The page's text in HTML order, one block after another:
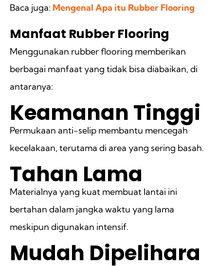
Baca juga: Mengenal Apa itu Rubber Flooring
Manfaat Rubber Flooring
Menggunakan rubber flooring memberikan
berbagai manfaat yang tidak bisa diabaikan, di
antaranya:
Keamanan Tinggi
Permukaan anti-selip membantu mencegah
kecelakaan, terutama di area yang sering basah.
Tahan Lama
Materialnya yang kuat membuat lantai ini
bertahan dalam jangka waktu yang lama
meskipun digunakan intensif.
Mudah Dipelihara